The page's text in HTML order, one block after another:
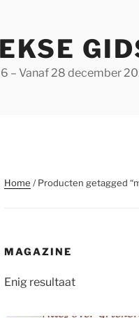
– Vanaf 28 december
Home / Producten getagged
MAGAZINE
Enig resultaat